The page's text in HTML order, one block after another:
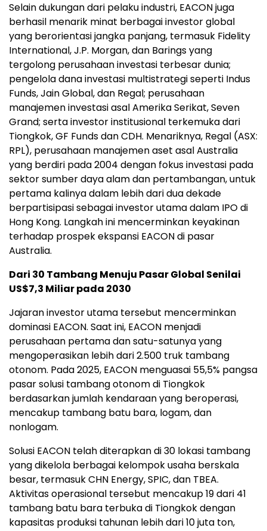
Selain dukungan dari pelaku industri, EACON juga
berhasil menarik minat berbagai investor global
yang berorientasi jangka panjang, termasuk Fidelity
International, J.P. Morgan, dan Barings yang
tergolong perusahaan investasi terbesar dunia;
pengelola dana investasi multistrategi seperti Indus
Funds, Jain Global, dan Regal; perusahaan
manajemen investasi asal Amerika Serikat, Seven
Grand; serta investor institusional terkemuka dari
Tiongkok, GF Funds dan CDH. Menariknya, Regal (ASX:
RPL), perusahaan manajemen aset asal Australia
yang berdiri pada 2004 dengan fokus investasi pada
sektor sumber daya alam dan pertambangan, untuk
pertama kalinya dalam lebih dari dua dekade
berpartisipasi sebagai investor utama dalam IPO di
Hong Kong. Langkah ini mencerminkan keyakinan
terhadap prospek ekspansi EACON di pasar
Australia.
Dari 30 Tambang Menuju Pasar Global Senilai
US$7,3 Miliar pada 2030
Jajaran investor utama tersebut mencerminkan
dominasi EACON. Saat ini, EACON menjadi
perusahaan pertama dan satu-satunya yang
mengoperasikan lebih dari 2.500 truk tambang
otonom. Pada 2025, EACON menguasai 55,5% pangsa
pasar solusi tambang otonom di Tiongkok
berdasarkan jumlah kendaraan yang beroperasi,
mencakup tambang batu bara, logam, dan
nonlogam.
Solusi EACON telah diterapkan di 30 lokasi tambang
yang dikelola berbagai kelompok usaha berskala
besar, termasuk CHN Energy, SPIC, dan TBEA.
Aktivitas operasional tersebut mencakup 19 dari 41
tambang batu bara terbuka di Tiongkok dengan
kapasitas produksi tahunan lebih dari 10 juta ton,